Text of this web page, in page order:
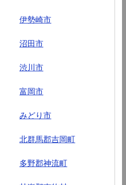
伊勢崎市
沼田市
渋川市
富岡市
みどり市
北群馬郡吉岡町
多野郡神流町